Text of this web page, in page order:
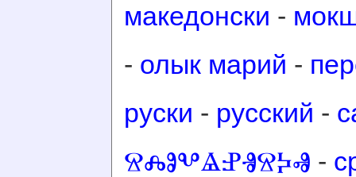
македонски -
- олык марий -
руски - русский -
ⰔⰎⰑⰂⰡⰐⰠⰔⰍⰟ -